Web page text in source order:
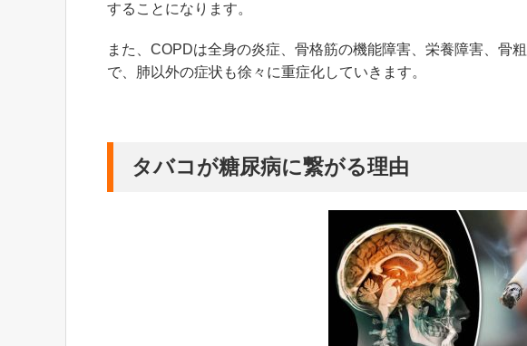
することになります。
また、COPDは全身の炎症、骨格筋の機能障害、栄養障害、骨
で、肺以外の症状も徐々に重症化していきます。
タバコが糖尿病に繋がる理由